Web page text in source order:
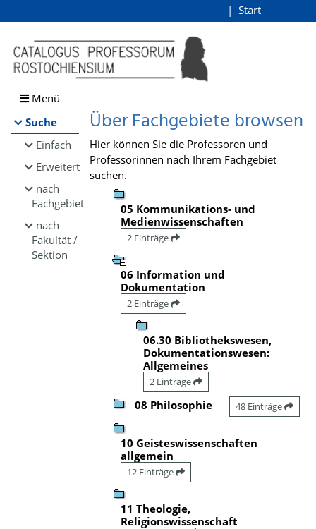
Browsen
direkt zum Inhalt
Start
Menü
Suche
Einfach
Erweitert
nach
Fachgebiet
nach
Fakultät /
Sektion
Über Fachgebiete browsen
Hier können Sie die Professoren und
Professorinnen nach Ihrem Fachgebiet
suchen.
05 Kommunikations- und
Medienwissenschaften
2 Einträge
06 Information und
Dokumentation
2 Einträge
06.30 Bibliothekswesen,
Dokumentationswesen:
Allgemeines
2 Einträge
08 Philosophie 48 Einträge
10 Geisteswissenschaften
allgemein
12 Einträge
11 Theologie,
Religionswissenschaft